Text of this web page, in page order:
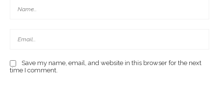
Save my name, email, and website in this browser for the next
time I comment.